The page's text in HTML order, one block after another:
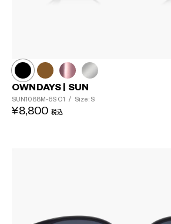
OWNDAYS | SUN
SUN1088M-6S C1 / Size: S
¥8,800 税込